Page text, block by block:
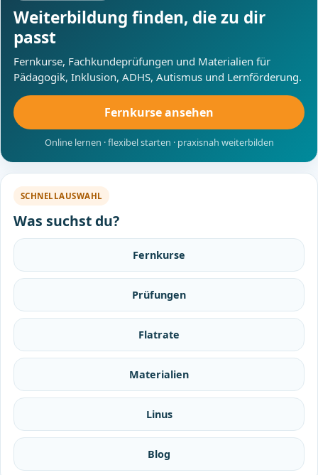
Weiterbildung finden, die zu dir
passt
Fernkurse, Fachkundeprüfungen und Materialien für
Pädagogik, Inklusion, ADHS, Autismus und Lernförderung.
Fernkurse ansehen
Online lernen · flexibel starten · praxisnah weiterbilden
SCHNELLAUSWAHL
Was suchst du?
Fernkurse
Prüfungen
Flatrate
Materialien
Linus
Blog